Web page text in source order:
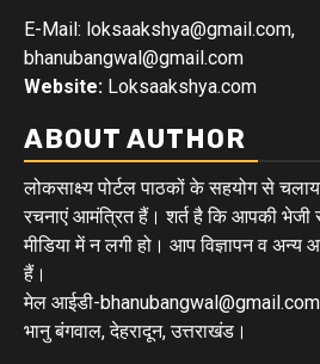
E-Mail: loksaakshya@gmail.com,
bhanubangwal@gmail.com
Website: Loksaakshya.com
ABOUT AUTHOR
लोकसाक्ष्य पोर्टल पाठकों के सहयोग से
रचनाएं आमंत्रित हैं। शर्त है कि आपकी भेजी
मीडिया में न लगी हो। आप विज्ञापन व
हैं।
मेल आईडी-bhanubangwal@gmail.com
भानु बंगवाल, देहरादून, उत्तराखंड।